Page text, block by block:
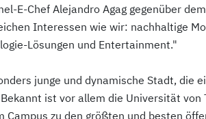
E-Chef Alejandro Agag gegenüber
Interessen wie wir: nachhaltige
Lösungen und Entertainment."
junge und dynamische Stadt, die
ist vor allem die Universität
Campus zu den größten und besten